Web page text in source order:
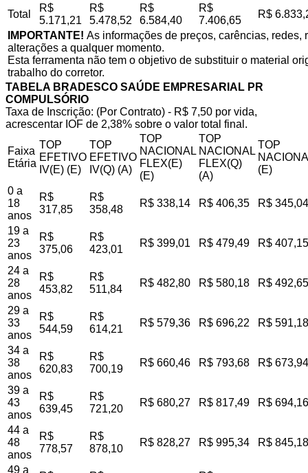
Total
R$
5.171,21
R$
5.478,52
R$
6.584,40
R$
7.406,65
R$
IMPORTANTE! As informações de preços, carências,
alterações a qualquer momento.
Esta ferramenta não tem o objetivo de substituir o material
trabalho do corretor.
TABELA BRADESCO SAÚDE EMPRESARIAL PR
COMPULSÓRIO
Taxa de Inscrição: (Por Contrato) - R$ 7,50 por vida,
acrescentar IOF de 2,38% sobre o valor total final.
Faixa
Etária
TOP
EFETIVO
IV(E) (E)
TOP
EFETIVO
IV(Q) (A)
TOP
NACIONAL
FLEX(E)
(E)
TOP
NACIONAL
FLEX(Q)
(A)
TOP
(E)
0 a
18
anos
R$
317,85
R$
358,48
R$ 338,14 R$ 406,35 R$ 345,04
19 a
23
anos
R$
375,06
R$
423,01
R$ 399,01 R$ 479,49 R$ 407,15
24 a
28
anos
R$
453,82
R$
511,84
R$ 482,80 R$ 580,18 R$ 492,65
29 a
33
anos
R$
544,59
R$
614,21
R$ 579,36 R$ 696,22 R$ 591,18
34 a
38
anos
R$
620,83
R$
700,19
R$ 660,46 R$ 793,68 R$ 673,94
39 a
43
anos
R$
639,45
R$
721,20
R$ 680,27 R$ 817,49 R$ 694,16
44 a
48
anos
R$
778,57
R$
878,10
R$ 828,27 R$ 995,34 R$ 845,18
49 a